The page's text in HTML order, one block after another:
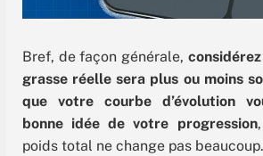
Bref, de façon générale,
grasse réelle sera plus ou moins
que votre courbe d’évolution
bonne idée de votre progression
poids total ne change pas beaucoup.